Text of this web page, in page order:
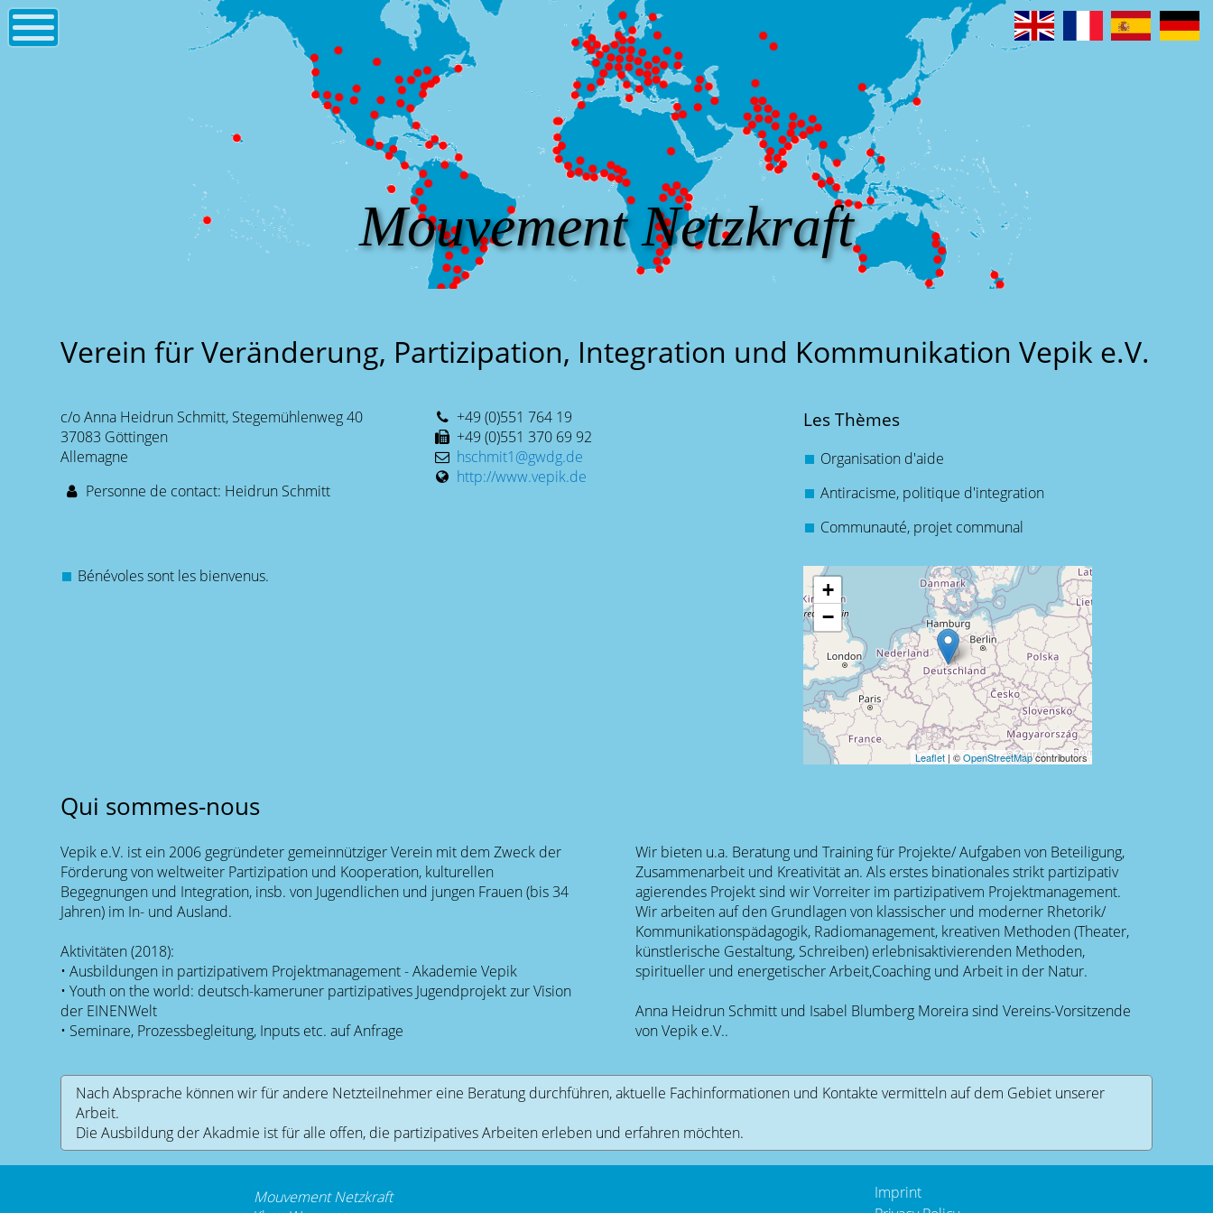
Mouvement Netzkraft
Verein für Veränderung, Partizipation, Integration und Kommunikation Vepik e.V.
c/o Anna Heidrun Schmitt, Stegemühlenweg 40
37083 Göttingen
Allemagne
Personne de contact: Heidrun Schmitt
+49 (0)551 764 19
+49 (0)551 370 69 92
hschmit1@gwdg.de
http://www.vepik.de
Les Thèmes
Organisation d'aide
Antiracisme, politique d'integration
Communauté, projet communal
Bénévoles sont les bienvenus.
+
−
Leaflet| ©OpenStreetMapcontributors
Qui sommes-nous
Vepik e.V. ist ein 2006 gegründeter gemeinnütziger Verein mit dem Zweck der
Förderung von weltweiter Partizipation und Kooperation, kulturellen
Begegnungen und Integration, insb. von Jugendlichen und jungen Frauen (bis 34
Jahren) im In- und Ausland.
Aktivitäten (2018):
• Ausbildungen in partizipativem Projektmanagement - Akademie Vepik
• Youth on the world: deutsch-kameruner partizipatives Jugendprojekt zur Vision
der EINENWelt
• Seminare, Prozessbegleitung, Inputs etc. auf Anfrage
Wir bieten u.a. Beratung und Training für Projekte/ Aufgaben von Beteiligung,
Zusammenarbeit und Kreativität an. Als erstes binationales strikt partizipativ
agierendes Projekt sind wir Vorreiter im partizipativem Projektmanagement.
Wir arbeiten auf den Grundlagen von klassischer und moderner Rhetorik/
Kommunikationspädagogik, Radiomanagement, kreativen Methoden (Theater,
künstlerische Gestaltung, Schreiben) erlebnisaktivierenden Methoden,
spiritueller und energetischer Arbeit,Coaching und Arbeit in der Natur.
Anna Heidrun Schmitt und Isabel Blumberg Moreira sind Vereins-Vorsitzende
von Vepik e.V..
Nach Absprache können wir für andere Netzteilnehmer eine Beratung durchführen, aktuelle Fachinformationen und Kontakte vermitteln auf dem Gebiet unserer
Arbeit.
Die Ausbildung der Akadmie ist für alle offen, die partizipatives Arbeiten erleben und erfahren möchten.
Mouvement Netzkraft
Imprint